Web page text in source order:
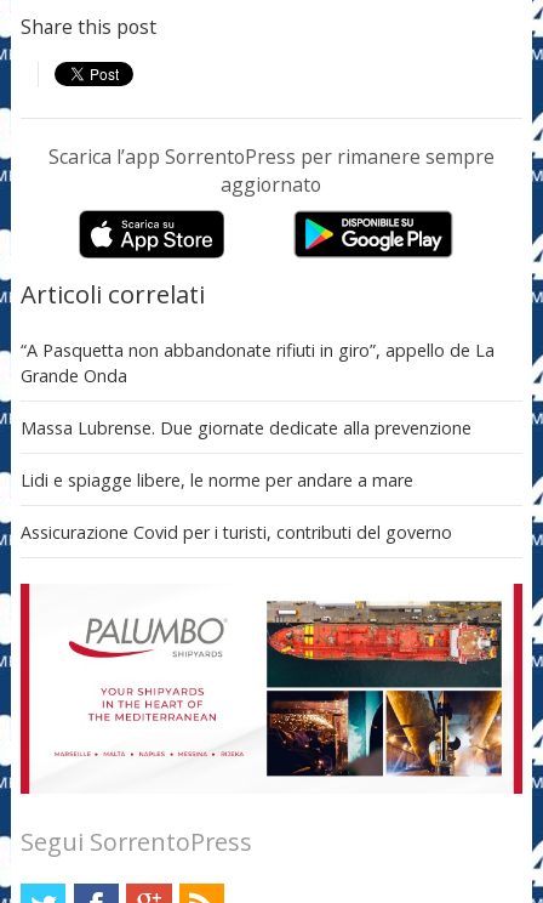
Share this post
Scarica l’app SorrentoPress per rimanere sempre
aggiornato
Articoli correlati
“A Pasquetta non abbandonate rifiuti in giro”, appello de La
Grande Onda
Massa Lubrense. Due giornate dedicate alla prevenzione
Lidi e spiagge libere, le norme per andare a mare
Assicurazione Covid per i turisti, contributi del governo
Segui SorrentoPress